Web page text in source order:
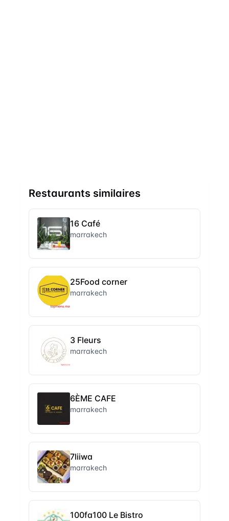
Restaurants similaires
16 Café
marrakech
25Food corner
marrakech
3 Fleurs
marrakech
6ÈME CAFE
marrakech
7liiwa
marrakech
100fa100 Le Bistro